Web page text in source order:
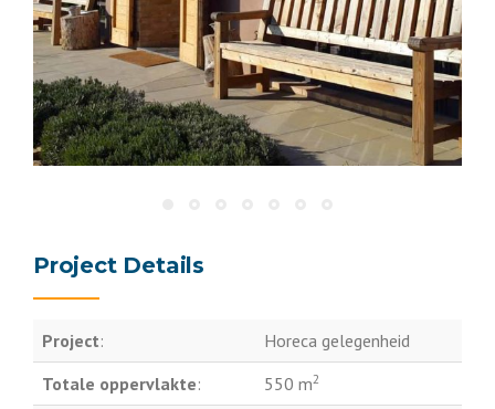
Project Details
Project:
Horeca gelegenheid
Totale oppervlakte: 550 m2